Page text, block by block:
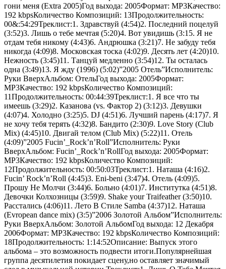
гони меня (Extra 2005)Год выхода: 2005Формат: MP3Качество:
192 kbpsКоличество Композиций: 13Продолжительность:
00&:54:29Треклист:1. Здравствуй (4:54)2. Последний поцелуй
(3:52)3. Лишь о тебе мечтая (5:20)4. Вот увидишь (3:15. Я не
отдам тебя никому (4:43)6. Андрюшка (3:21)7. Не забуду тебя
никогда (4:09)8. Московская тоска (4:02)9. Десять лет (4:20)10.
Нежность (3:45)11. Танцуй медленно (3:54)12. Ты осталась
одна (3:49)13. Я жду (1996) (5:02)”2005 Отель”Исполнитель:
Руки ВверхАльбом: ОтельГод выхода: 2005Формат:
MP3Качество: 192 kbpsКоличество Композиций:
11Продолжительность: 00:44:39Треклист:1. Я все что ты
имеешь (3:29)2. Казанова (vs. Фактор 2) (3:12)3. Девушки
(4:07)4. Холодно (3:25)5. DJ (4:51)6. Лучший парень (4:17)7. Я
не хочу тебя терять (4:32)8. Бандито (2:30)9. Love Story (Club
Mix) (4:45)10. Двигай телом (Club Mix) (5:22)11. Отель
(4:09)”2005 Fucin’_Rock’n’Roll”Исполнитель: Руки
ВверхАльбом: Fucin’_Rock’n’RollГод выхода: 2005Формат:
MP3Качество: 192 kbpsКоличество Композиций:
12Продолжительность: 00:50:03Треклист:1. Наташа (4:16)2.
Fucin’ Rock’n’Roll (4:45)3. Eni-beni (3:47)4. Отель (4:09)5.
Прошу Не Молчи (3:44)6. Больно (4:01)7. Институтка (4:51)8.
Девочки Колхозницы (3:59)9. Shake your Traifeather (3:50)10.
Расстались (4:06)11. Лето В Стиле Samba (4:37)12. Наташа
(Evropean dance mix) (3:5)”2006 Золотой Альбом”Исполнитель:
Руки ВверхАльбом: Золотой АльбомГод выхода: 12 Декабря
2006Формат: MP3Качество: 192 kbpsКоличество Композиций:
18Продолжительность: 1:14:52Описание: Выпуск этого
альбома – это возможность подвести итоги.Популярнейшая
группа десятилетия покидает сцену,но оставляет значимый